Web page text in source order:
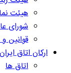
هیئت
شورای
قوانین
ارکان اتاق ایران
اتاق ها